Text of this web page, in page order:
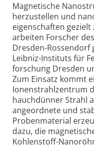
Magnetische
herzustellen und
eigenschaften
arbeiten Forscher
Dresden-Rossendorf
Leibniz-Instituts für
forschung Dresden
Zum Einsatz kommt
Ionenstrahl­zentrum
hauchdünner Strahl
angeordnete und
Proben­material
dazu, die
Kohlenstoff-